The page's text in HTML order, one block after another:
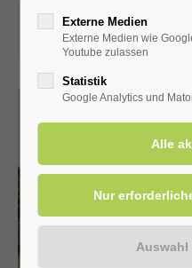
28.06.2025, 14:30
ORT:
Externe Medien
Externe Medien wie
Youtube zulassen
Statistik
Google Analytics und